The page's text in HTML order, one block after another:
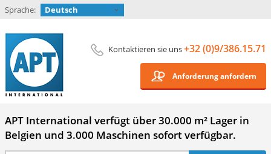
Sprache: Deutsch
Kontaktieren sie uns+32 (0)9/386.15.71
Anforderung anfordern
APT International verfügt über 30.000 m² Lager in
Belgien und 3.000 Maschinen sofort verfügbar.